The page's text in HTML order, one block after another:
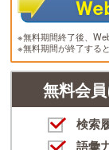
※無料期間終了後、
※無料期間が終了する
無料会
検索
語彙